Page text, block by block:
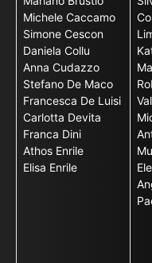
Michele Caccamo
Simone Cescon
Daniela Collu
Anna Cudazzo
Stefano De Maco
Francesca De Luisi
Carlotta Devita
Franca Dini
Athos Enrile
Elisa Enrile